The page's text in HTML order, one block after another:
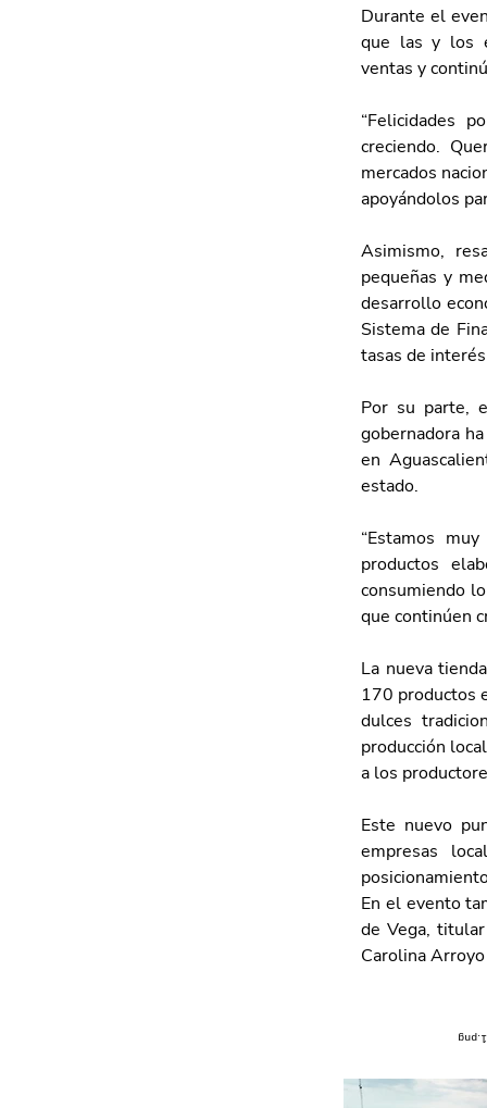
Durante el
que las y los
ventas y
“Felicidades
creciendo.
mercados
apoyándolos
Asimismo,
pequeñas y
desarrollo
Sistema de
tasas de
Por su parte,
gobernadora
en
estado.
“Estamos
productos
consumiendo
que continúen
La nueva
170 productos
dulces
producción
a los
Este nuevo
empresas
En el evento
de Vega,
Carolina